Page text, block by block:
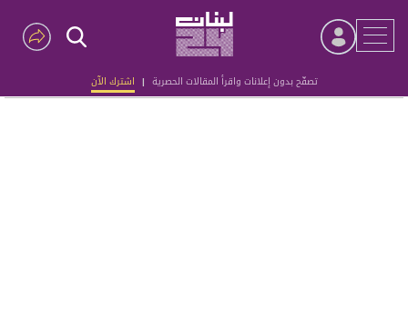
تصفّح بدون إعلانات واقرأ المقالات الحصرية | اشترك الآن
Advertisement